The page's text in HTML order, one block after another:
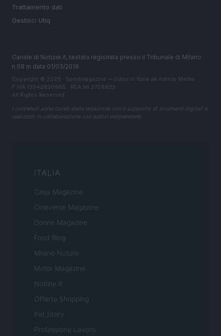
Trattamento dati
Gestisci Utiq
Canale di Notizie.it, testata registrata presso il Tribunale di Milano
n.68 in data 01/03/2018
Copyright © 2026 · Sportmagazine — Edito in Italia da AdHub Media
P.IVA 13542920965 · REA MI 2729933
All Rights Reserved
I contenuti sono curati dalla redazione con il supporto di strumenti digitali e
realizzati in collaborazione con autori indipendenti.
ITALIA
Casa Magazine
Cineverse Magazine
Donne Magazine
Food Blog
Milano Notizie
Motor Magazine
Notizie.it
Offerte Shopping
Pet Story
Professione Lavoro